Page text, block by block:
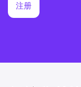
注册